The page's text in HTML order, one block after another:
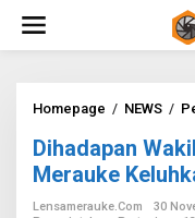
w
Homepage / NEWS /
Dihadapan
Merauke
Lensamerauke.com
30